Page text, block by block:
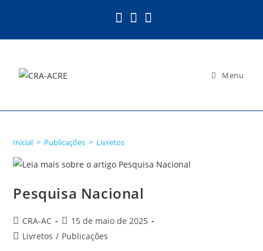
Menu
Inicial > Publicações > Livretos
Pesquisa Nacional
Autor
do
CRA-AC
Post
publicado:
15 de maio de 2025
Categoria
Livretos / Publicações